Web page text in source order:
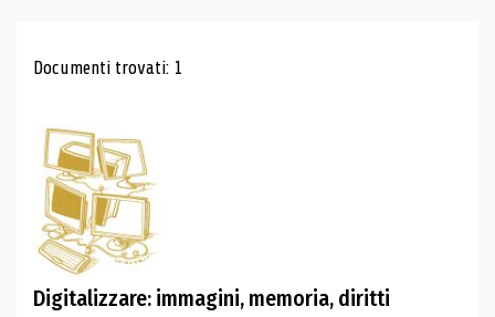
Risultati di ricerca
Documenti trovati: 1
Digitalizzare: immagini, memoria, diritti